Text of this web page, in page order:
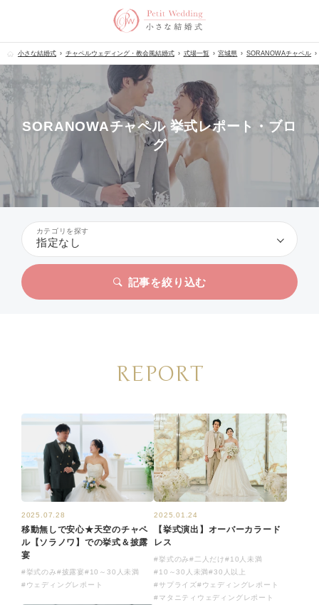
小さな結婚式 チャペルウェディング・教会風結婚式 式場一覧 宮城県 SORANOWAチャペル
SORANOWAチャペル 挙式レポート・ブロ
グ
カテゴリを探す
指定なし
記事を絞り込む
REPORT
2025.07.28
移動無しで安心★天空のチャペ
ル【ソラノワ】での挙式＆披露
宴
#挙式のみ#披露宴#10～30人未満
#ウェディングレポート
2025.01.24
【挙式演出】オーバーカラード
レス
#挙式のみ#二人だけ#10人未満
#10～30人未満#30人以上
#サプライズ#ウェディングレポート
#マタニティウェディングレポート